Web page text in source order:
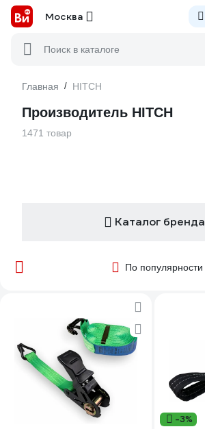
Москва
Поиск в каталоге
Главная / HITCH
Производитель HITCH
1471 товар
Каталог бренда
По популярности
-3%